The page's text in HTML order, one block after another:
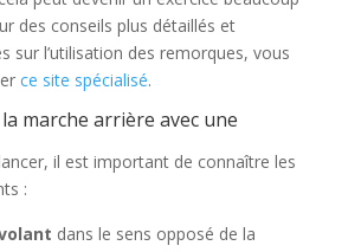
des conseils plus détaillés et
sur l’utilisation des remorques, vous
ce site spécialisé.
marche arrière avec une
il est important de connaître les
:
dans le sens opposé de la